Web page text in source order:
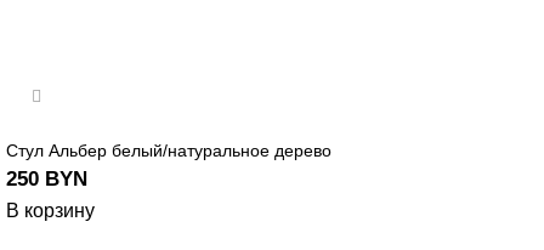
Стул Альбер белый/натуральное дерево
250 BYN
В корзину